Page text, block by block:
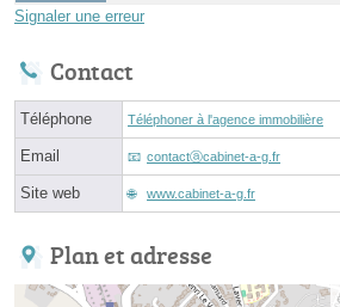
Signaler une erreur
Contact
Téléphone Téléphoner à l'agence immobilière
Email contactⓐcabinet-a-g.fr
Site web www.cabinet-a-g.fr
Plan et adresse